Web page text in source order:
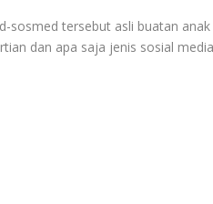
sosmed tersebut asli buatan anak
dan apa saja jenis sosial